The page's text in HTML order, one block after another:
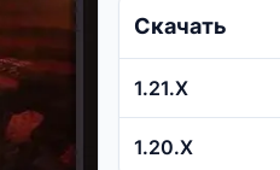
Скачать
1.21.X
1.20.X